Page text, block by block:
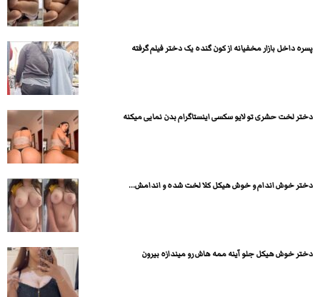
پسره داخل بازار مخفیانه از کون گنده یک دختر فیلم گرفته
دختر لخت حشری تو لایو سکسی اینستاگرام بدن نمایی میکنه
دختر خوش اندام و خوش هیکل کلا لخت شده و اندامش...
دختر خوش هیکل جلو آینه ممه هاش رو میندازه بیرون